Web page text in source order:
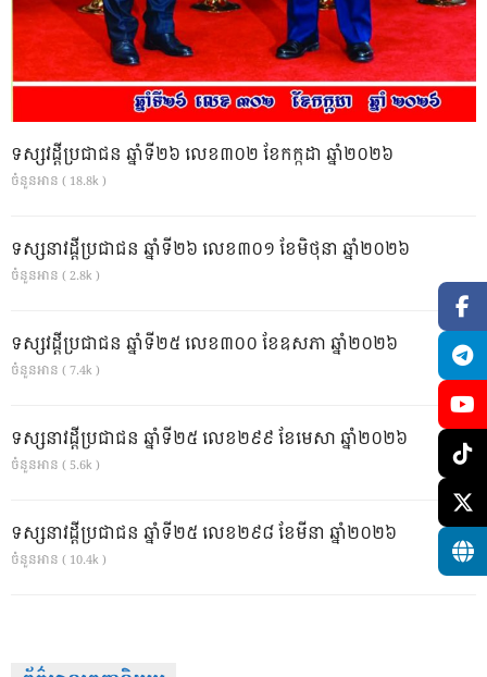
ទស្សវដ្តីប្រជាជន ឆ្នាំទី២៦ លេខ៣០២ ខែកក្កដា ឆ្នាំ២០២៦
ចំនួនអាន ( 18.8k )
ទស្សនាវដ្ដីប្រជាជន ឆ្នាំទី២៦ លេខ៣០១ ខែមិថុនា ឆ្នាំ២០២៦
ចំនួនអាន ( 2.8k )
ទស្សវដ្តីប្រជាជន ឆ្នាំទី២៥ លេខ៣០០ ខែឧសភា ឆ្នាំ២០២៦
ចំនួនអាន ( 7.4k )
ទស្សនាវដ្ដីប្រជាជន ឆ្នាំទី២៥ លេខ២៩៩ ខែមេសា ឆ្នាំ២០២៦
ចំនួនអាន ( 5.6k )
ទស្សនាវដ្ដីប្រជាជន ឆ្នាំទី២៥ លេខ២៩៨ ខែមីនា ឆ្នាំ២០២៦
ចំនួនអាន ( 10.4k )